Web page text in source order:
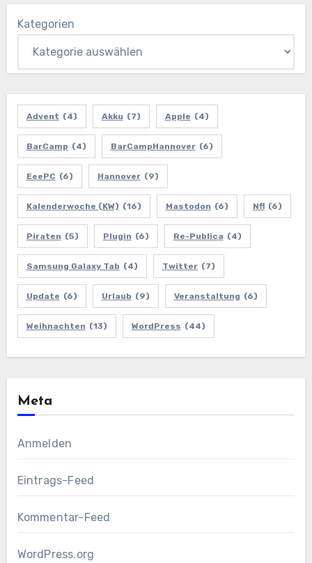
Kategorien
Advent (4) Akku (7) Apple (4)
BarCamp (4) BarCampHannover (6)
EeePC (6) Hannover (9)
Kalenderwoche (KW) (16) Mastodon (6) Nfl (6)
Piraten (5) Plugin (6) Re-Publica (4)
Samsung Galaxy Tab (4) Twitter (7)
Update (6) Urlaub (9) Veranstaltung (6)
Weihnachten (13) WordPress (44)
Meta
Anmelden
Eintrags-Feed
Kommentar-Feed
WordPress.org